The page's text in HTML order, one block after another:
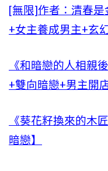
[無限]作者：清春
+女主養成男主+玄
《和暗戀的人相親
+雙向暗戀+男主開
《葵花籽換來的木
暗戀】